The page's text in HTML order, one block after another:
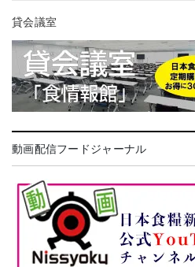
貸会議室
動画配信フードジャーナル